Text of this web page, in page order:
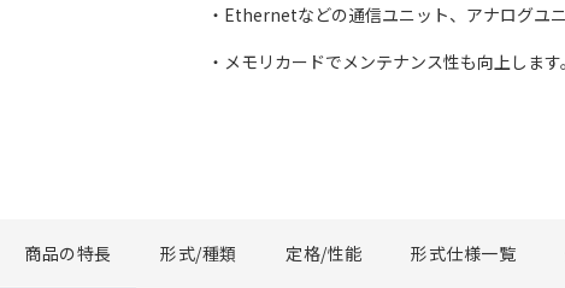
・Ethernetなどの通信ユニット、アナログユ
・メモリカードでメンテナンス性も向上します。
商品の特長 形式/種類 定格/性能 形式仕様一覧